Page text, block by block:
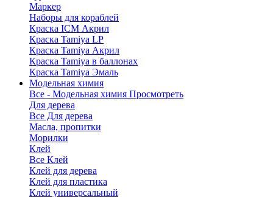
Маркер
Наборы для кораблей
Краска ICM Акрил
Краска Tamiya LP
Краска Tamiya Акрил
Краска Tamiya в баллонах
Краска Tamiya Эмаль
Модельная химия
Все - Модельная химия Просмотреть
Для дерева
Все Для дерева
Масла, пропитки
Морилки
Клей
Все Клей
Клей для дерева
Клей для пластика
Клей универсальный